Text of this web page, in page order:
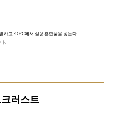
하고 40°C에서 설탕 혼합물을 넣는다.
.
러스트